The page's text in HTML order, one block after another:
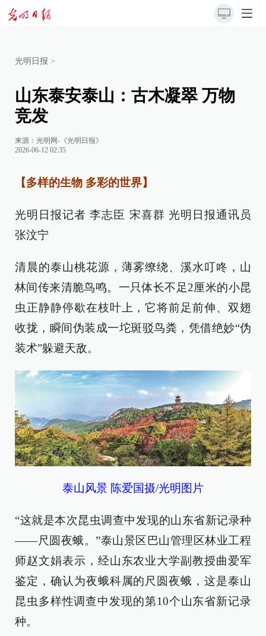
光明日报 >
山东泰安泰山：古木凝翠 万物
竞发
来源： 光明网-《光明日报》
2026-06-12 02:35
【多样的生物 多彩的世界】
光明日报记者 李志臣 宋喜群 光明日报通讯员
张汶宁
清晨的泰山桃花源，薄雾缭绕、溪水叮咚，山
林间传来清脆鸟鸣。一只体长不足2厘米的小昆
虫正静静停歇在枝叶上，它将前足前伸、双翅
收拢，瞬间伪装成一坨斑驳鸟粪，凭借绝妙“伪
装术”躲避天敌。
泰山风景 陈爱国摄/光明图片
“这就是本次昆虫调查中发现的山东省新记录种
——尺圆夜蛾。”泰山景区巴山管理区林业工程
师赵文娟表示，经山东农业大学副教授曲爱军
鉴定，确认为夜蛾科属的尺圆夜蛾，这是泰山
昆虫多样性调查中发现的第10个山东省新记录
种。